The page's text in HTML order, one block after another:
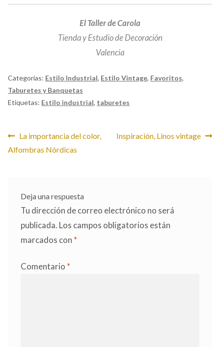
El Taller de Carola
Tienda y Estudio de Decoración
Valencia
Categorías: Estilo Industrial, Estilo Vintage, Favoritos,
Taburetes y Banquetas
Etiquetas: Estilo industrial, taburetes
Navegación
de
Anterior:
La importancia del color,
Alfombras Nórdicas
Siguiente:
Inspiración, Linos vintage
Deja una respuesta
Tu dirección de correo electrónico no será
publicada. Los campos obligatorios están
marcados con *
Comentario *